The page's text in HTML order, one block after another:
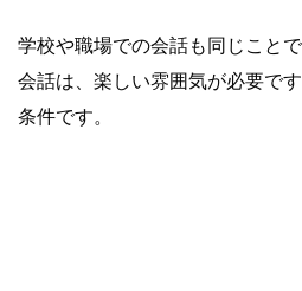
学校や職場での会話も同じこと
会話は、楽しい雰囲気が必要で
条件です。